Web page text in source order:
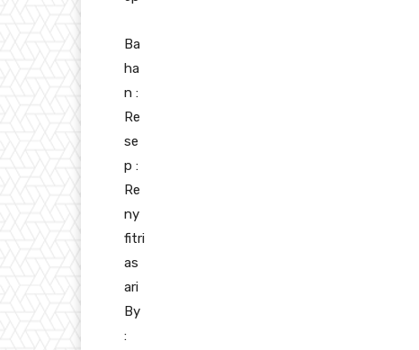
Ba
ha
n :
Re
se
p :
Re
ny
fitri
as
ari
By
: